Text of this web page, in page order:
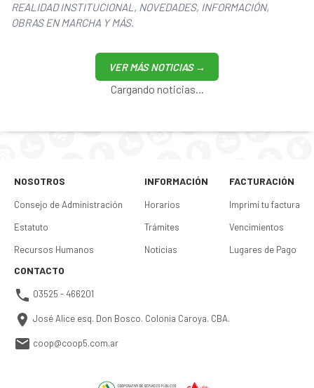
REALIDAD INSTITUCIONAL, NOVEDADES, INFORMACIÓN,
OBRAS EN MARCHA Y MÁS.
VER MÁS NOTICIAS →
Cargando noticias...
NOSOTROS
Consejo de Administración
Estatuto
Recursos Humanos
INFORMACIÓN
Horarios
Trámites
Noticias
FACTURACIÓN
Imprimí tu factura
Vencimientos
Lugares de Pago
CONTACTO
03525 - 466201
José Alice esq. Don Bosco. Colonia Caroya. CBA.
coop@coop5.com.ar